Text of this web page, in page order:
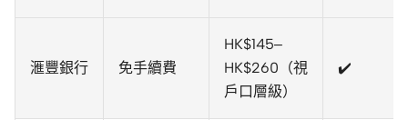
滙豐銀行 免手續費
HK$145–
HK$260（視
戶口層級）
✔️